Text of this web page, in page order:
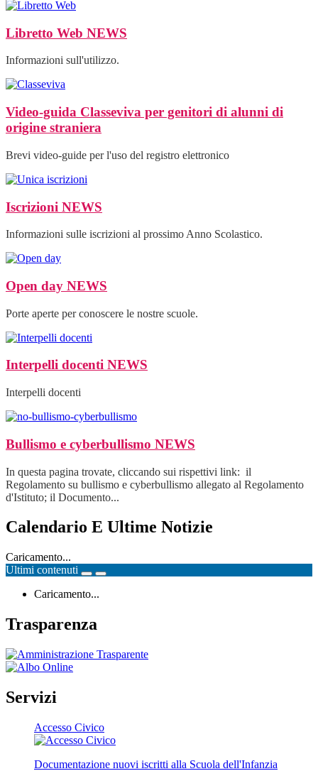
Libretto Web NEWS
Informazioni sull'utilizzo.
Video-guida Classeviva per genitori di alunni di
origine straniera
Brevi video-guide per l'uso del registro elettronico
Iscrizioni NEWS
Informazioni sulle iscrizioni al prossimo Anno Scolastico.
Open day NEWS
Porte aperte per conoscere le nostre scuole.
Interpelli docenti NEWS
Interpelli docenti
Bullismo e cyberbullismo NEWS
In questa pagina trovate, cliccando sui rispettivi link: il
Regolamento su bullismo e cyberbullismo allegato al Regolamento
d'Istituto; il Documento...
Calendario E Ultime Notizie
Caricamento...
Ultimi contenuti
Caricamento...
Trasparenza
Servizi
Accesso Civico
Documentazione nuovi iscritti alla Scuola dell'Infanzia